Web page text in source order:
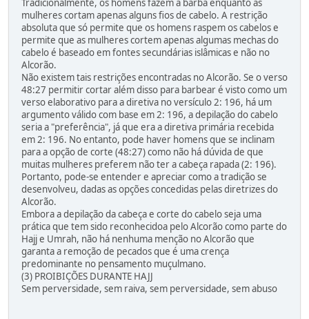
Tradicionalmente, os homens fazem a barba enquanto as
mulheres cortam apenas alguns fios de cabelo. A restrição
absoluta que só permite que os homens raspem os cabelos e
permite que as mulheres cortem apenas algumas mechas do
cabelo é baseado em fontes secundárias islâmicas e não no
Alcorão.
Não existem tais restrições encontradas no Alcorão. Se o verso
48:27 permitir cortar além disso para barbear é visto como um
verso elaborativo para a diretiva no versículo 2: 196, há um
argumento válido com base em 2: 196, a depilação do cabelo
seria a "preferência", já que era a diretiva primária recebida
em 2: 196. No entanto, pode haver homens que se inclinam
para a opção de corte (48:27) como não há dúvida de que
muitas mulheres preferem não ter a cabeça rapada (2: 196).
Portanto, pode-se entender e apreciar como a tradição se
desenvolveu, dadas as opções concedidas pelas diretrizes do
Alcorão.
Embora a depilação da cabeça e corte do cabelo seja uma
prática que tem sido reconhecidoa pelo Alcorão como parte do
Hajj e Umrah, não há nenhuma menção no Alcorão que
garanta a remoção de pecados que é uma crença
predominante no pensamento muçulmano.
(3) PROIBIÇÕES DURANTE HAJJ
Sem perversidade, sem raiva, sem perversidade, sem abuso